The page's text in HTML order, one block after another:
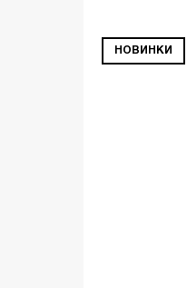
НОВИНКИ